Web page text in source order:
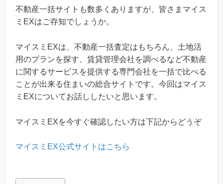
不動産一括サイトも数多くありますが、皆さまマイス
ミEXはご存知でしょうか。
マイスミEXは、不動産一括査定はもちろん、土地活
用のプランを探す、賃貸管理会社を調べるなど不動産
に関するサービスを提供する専門会社を一括で比べる
ことが出来る住まいの総合サイトです。今回はマイス
ミEXについてお話ししたいと思います。
マイスミEXを今すぐ確認したい方は下記からどうぞ
マイスミEX公式サイトはこちら